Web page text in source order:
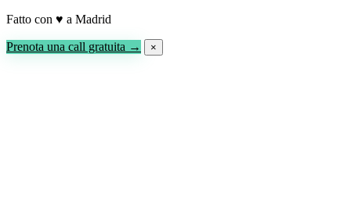
Fatto con ♥ a Madrid
Prenota una call gratuita → ×